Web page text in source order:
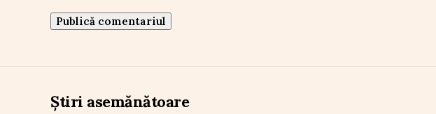
Știri asemănătoare